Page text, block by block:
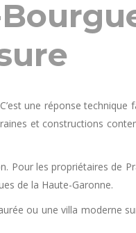
une réponse technique
et constructions
Pour les propriétaires de
de la Haute-Garonne.
ou une villa moderne